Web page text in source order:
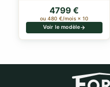
4799 €
ou 480 €/mois × 10
Voir le modèle